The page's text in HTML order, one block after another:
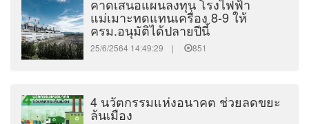
คาดเสนอแผนลงทุน โรงไฟฟ้า
แม่เมาะทดแทนเครื่อง 8-9 ให้
ครม.อนุมัติได้ปลายปีนี้
25/6/2564 14:49:29 | 851
4 นวัตกรรมแห่งอนาคต ช่วยลดขยะ
ล้นเมือง